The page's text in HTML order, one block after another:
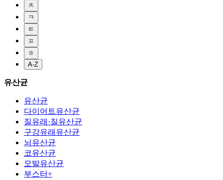
ㅊ
ㅋ
ㅌ
ㅍ
ㅎ
A-Z
유산균
유산균
다이어트유산균
질유래·질유산균
구강유래유산균
뇌유산균
코유산균
모발유산균
부스터+